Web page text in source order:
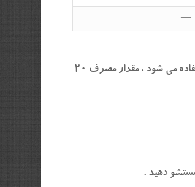
—
به عنوان ماده ضد رسوب و شلات کننده ، مقدار مصرف پیشنهاد شده ، ۱ تا ۲۰ میلی گرم در لیتر است . وقتی به عنوان ماده کند کننده خورندگی استفاده می شود ، مقدار مصرف ۲۰